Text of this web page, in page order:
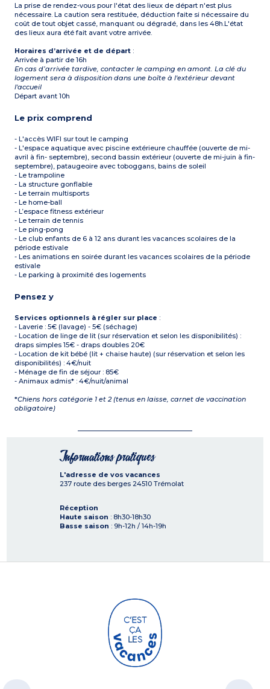
La prise de rendez-vous pour l'état des lieux de départ n'est plus
nécessaire. La caution sera restituée, déduction faite si nécessaire du
coût de tout objet cassé, manquant ou dégradé, dans les 48h.L'état
des lieux aura été fait avant votre arrivée.
Horaires d’arrivée et de départ :
Arrivée à partir de 16h
En cas d’arrivée tardive, contacter le camping en amont. La clé du
logement sera à disposition dans une boîte à l'extérieur devant
l'accueil
Départ avant 10h
Le prix comprend
- L'accès WIFI sur tout le camping
- L'espace aquatique avec piscine extérieure chauffée (ouverte de mi-
avril à fin- septembre), second bassin extérieur (ouverte de mi-juin à fin-
septembre), pataugeoire avec toboggans, bains de soleil
- Le trampoline
- La structure gonflable
- Le terrain multisports
- Le home-ball
- L’espace fitness extérieur
- Le terrain de tennis
- Le ping-pong
- Le club enfants de 6 à 12 ans durant les vacances scolaires de la
période estivale
- Les animations en soirée durant les vacances scolaires de la période
estivale
- Le parking à proximité des logements
Pensez y
Services optionnels à régler sur place :
- Laverie : 5€ (lavage) - 5€ (séchage)
- Location de linge de lit (sur réservation et selon les disponibilités) :
draps simples 15€ - draps doubles 20€
- Location de kit bébé (lit + chaise haute) (sur réservation et selon les
disponibilités) : 4€/nuit
- Ménage de fin de séjour : 85€
- Animaux admis* : 4€/nuit/animal
*Chiens hors catégorie 1 et 2 (tenus en laisse, carnet de vaccination
obligatoire)
Informations pratiques
L'adresse de vos vacances
237 route des berges 24510 Trémolat
Réception
Haute saison : 8h30-18h30
Basse saison : 9h-12h / 14h-19h